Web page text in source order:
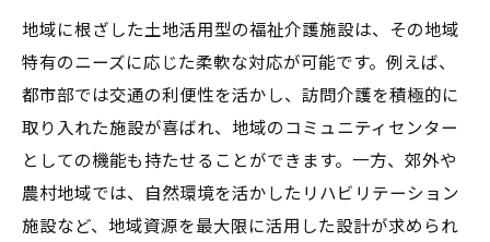
地域に根ざした土地活用型の福祉介護施設は、その地域
特有のニーズに応じた柔軟な対応が可能です。例えば、
都市部では交通の利便性を活かし、訪問介護を積極的に
取り入れた施設が喜ばれ、地域のコミュニティセンター
としての機能も持たせることができます。一方、郊外や
農村地域では、自然環境を活かしたリハビリテーション
施設など、地域資源を最大限に活用した設計が求められ